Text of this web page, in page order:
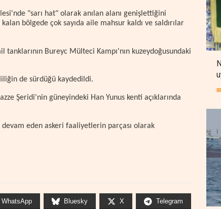
"sarı hat" olarak anılan alanı genişlettiğini
bölgede çok sayıda aile mahsur kaldı ve saldırılar
Bureyc Mülteci Kampı'nın kuzeydoğusundaki
de sürdüğü kaydedildi.
Şeridi'nin güneyindeki Han Yunus kenti açıklarında
devam eden askeri faaliyetlerin parçası olarak
WhatsApp Bluesky X Telegram